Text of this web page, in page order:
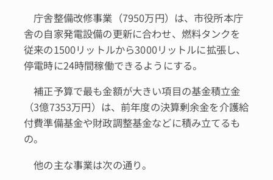
庁舎整備改修事業（7950万円）は、市役所本庁
舎の自家発電設備の更新に合わせ、燃料タンクを
従来の1500リットルから3000リットルに拡張し、
停電時に24時間稼働できるようにする。
補正予算で最も金額が大きい項目の基金積立金
（3億7353万円）は、前年度の決算剰余金を介護給
付費準備基金や財政調整基金などに積み立てるも
の。
他の主な事業は次の通り。